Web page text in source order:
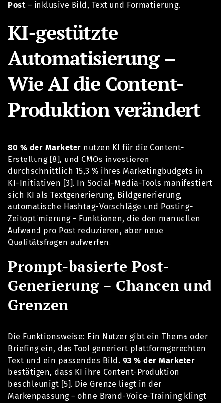
Post– inklusive Bild, Text und Formatierung.
KI-gestützte
Automatisierung –
Wie AI die Content-
Produktion verändert
80 % der Marketer nutzen KI für die Content-
Erstellung [8], und CMOs investieren
durchschnittlich 15,3 % ihres Marketingbudgets in
KI-Initiativen [3]. In Social-Media-Tools manifestiert
sich KI als Textgenerierung, Bildgenerierung,
automatische Hashtag-Vorschläge und Posting-
Zeitoptimierung – Funktionen, die den manuellen
Aufwand pro Post reduzieren, aber neue
Qualitätsfragen aufwerfen.
Prompt-basierte Post-
Generierung – Chancen und
Grenzen
Die Funktionsweise: Ein Nutzer gibt ein Thema oder
Briefing ein, das Tool generiert plattformgerechten
Text und ein passendes Bild. 93 % der Marketer
bestätigen, dass KI ihre Content-Produktion
beschleunigt [5]. Die Grenze liegt in der
Markenpassung – ohne Brand-Voice-Training klingt